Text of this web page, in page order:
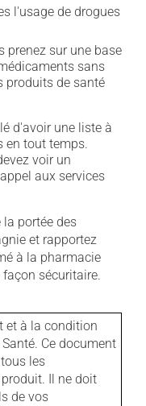
l'usage de drogues
prenez sur une base
sans
produits de santé
d'avoir une liste à
en tout temps.
voir un
aux services
portée des
et rapportez
à la pharmacie
sécuritaire.
et à la condition
Ce document
les
Il ne doit
de vos